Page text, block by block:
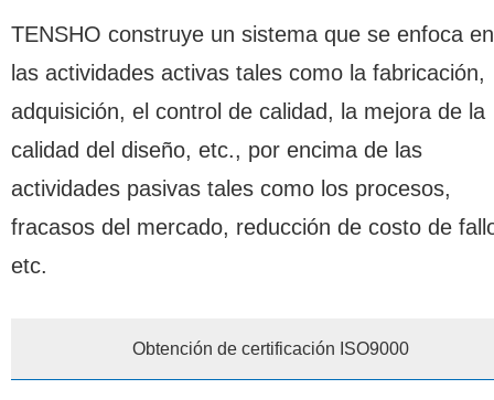
TENSHO construye un sistema que se enfoca en
las actividades activas tales como la fabricación,
adquisición, el control de calidad, la mejora de la
calidad del diseño, etc., por encima de las
actividades pasivas tales como los procesos,
fracasos del mercado, reducción de costo de
etc.
Obtención de certificación ISO9000